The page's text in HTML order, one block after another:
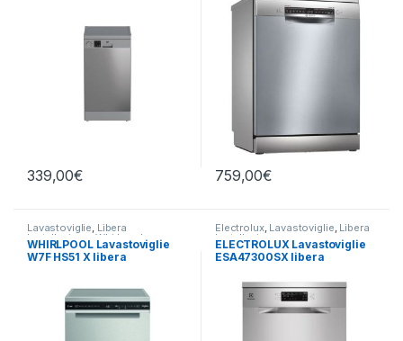
339,00€ 759,00€
Lavastoviglie, Libera
Installazione Whirlpool
WHIRLPOOL Lavastoviglie
W7F HS51 X libera
Electrolux, Lavastoviglie, Libera
Installazione
ELECTROLUX Lavastoviglie
ESA47300SX libera